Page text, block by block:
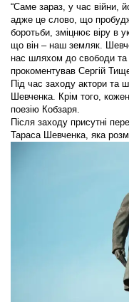
“Саме зараз, у час війни,
адже це слово, що
боротьби, зміцнює віру в
що він – наш земляк.
нас шляхом до свободи та
прокоментував Сергій
Під час заходу актори та
Шевченка. Крім того,
поезію Кобзаря.
Після заходу присутні
Тараса Шевченка, яка